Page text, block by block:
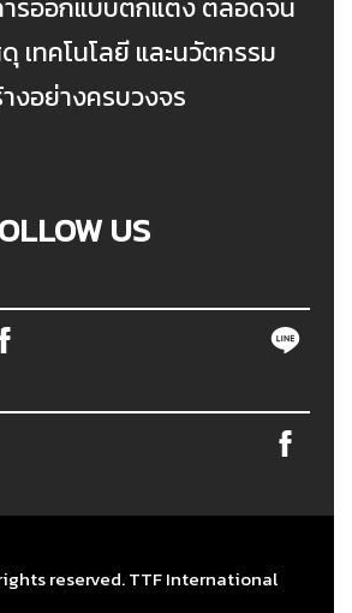
รออกแบบตกแต่ง ตลอดจน
เทคโนโลยี และนวัตกรรม
งอย่างครบวงจร
US
reserved. TTF International